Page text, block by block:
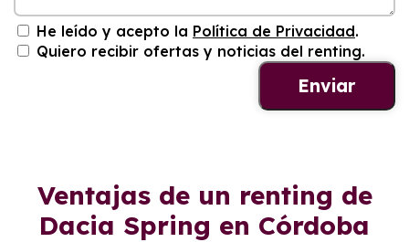
He leído y acepto la Política de Privacidad.
Quiero recibir ofertas y noticias del renting.
Ventajas de un renting de
Dacia Spring en Córdoba